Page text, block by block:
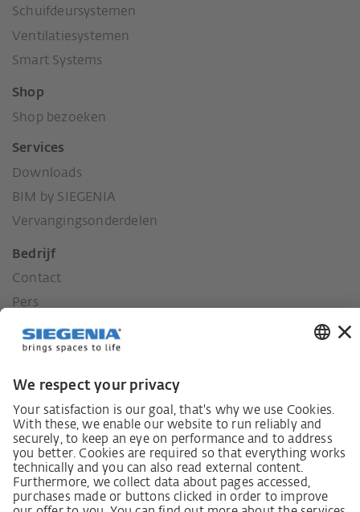
Schuifdeursystemen
Ventilatiesystemen
Smart Systems
Shop
Shop bezoeken
Services
Downloads
BIM by SIEGENIA
Vervangingsonderdelen
Bedrijf
Contact
Pers
Geschiedenis
Onze waarden
Sociaal engagement